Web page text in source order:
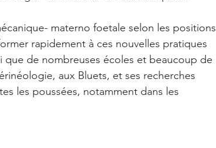
materno foetale selon les positions
rapidement à ces nouvelles pratiques
que de nombreuses écoles et beaucoup de
aux Bluets, et ses recherches
les poussées, notamment dans les